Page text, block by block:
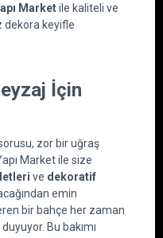
Market ile kaliteli ve
dekora keyifle
İçin
zor bir uğraş
Market ile size
ve dekoratif
emin
bir bahçe her zaman
Bu bakımı